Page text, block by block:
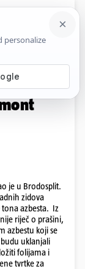
Komentari
je u Brodosplit.
zidova
tona azbesta. Iz
riječ o prašini,
azbestu koji se
uklanjali
folijama i
tvrtke za